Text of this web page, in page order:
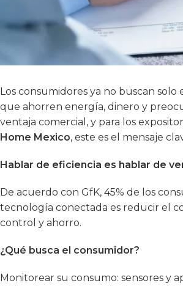
Los consumidores ya no buscan
que ahorren energía, dinero y
ventaja comercial, y para los
Home Mexico, este es el mensaje
Hablar de eficiencia es hablar de
De acuerdo con GfK, 45% de los
tecnología conectada es reducir el
control y ahorro.
¿Qué busca el consumidor?
Monitorear su consumo: sensores y